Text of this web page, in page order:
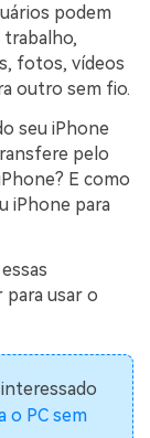
conectado
podem
trabalho,
fotos, vídeos
outro sem fio.
seu iPhone
pelo
E como
iPhone para
para usar o
o PC sem